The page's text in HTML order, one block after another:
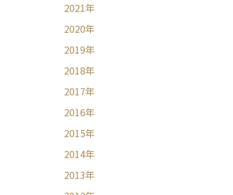
2021年
2020年
2019年
2018年
2017年
2016年
2015年
2014年
2013年